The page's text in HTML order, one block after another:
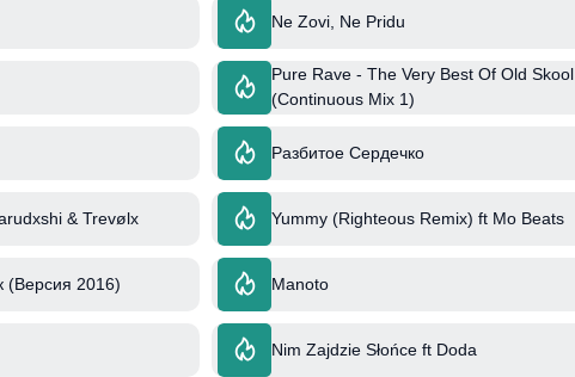
Ne Zovi, Ne Pridu
Pure Rave - The Very Best Of Old Skool
(Continuous Mix 1)
Разбитое Сердечко
& Trevølx Yummy (Righteous Remix) ft Mo Beats
(Версия 2016) Manoto
Nim Zajdzie Słońce ft Doda